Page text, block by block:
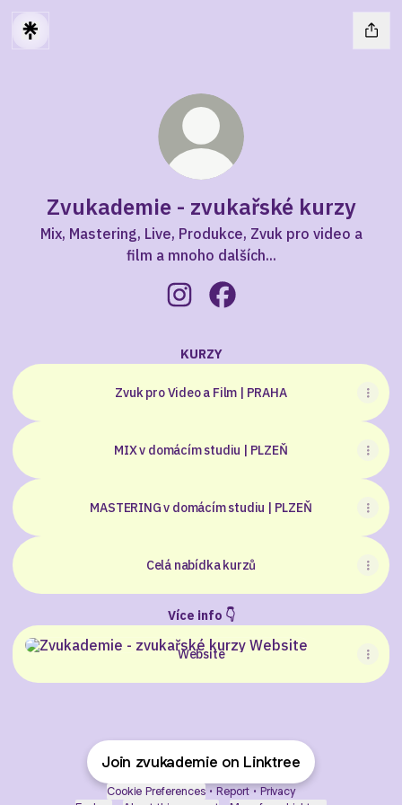
Zvukademie - zvukařské kurzy
Mix, Mastering, Live, Produkce, Zvuk pro video a
film a mnoho dalších...
KURZY
Zvuk pro Video a Film | PRAHA
MIX v domácím studiu | PLZEŇ
MASTERING v domácím studiu | PLZEŇ
Celá nabídka kurzů
Více info 👇
Website
Website
Join zvukademie on Linktree
Cookie Preferences • Report • Privacy